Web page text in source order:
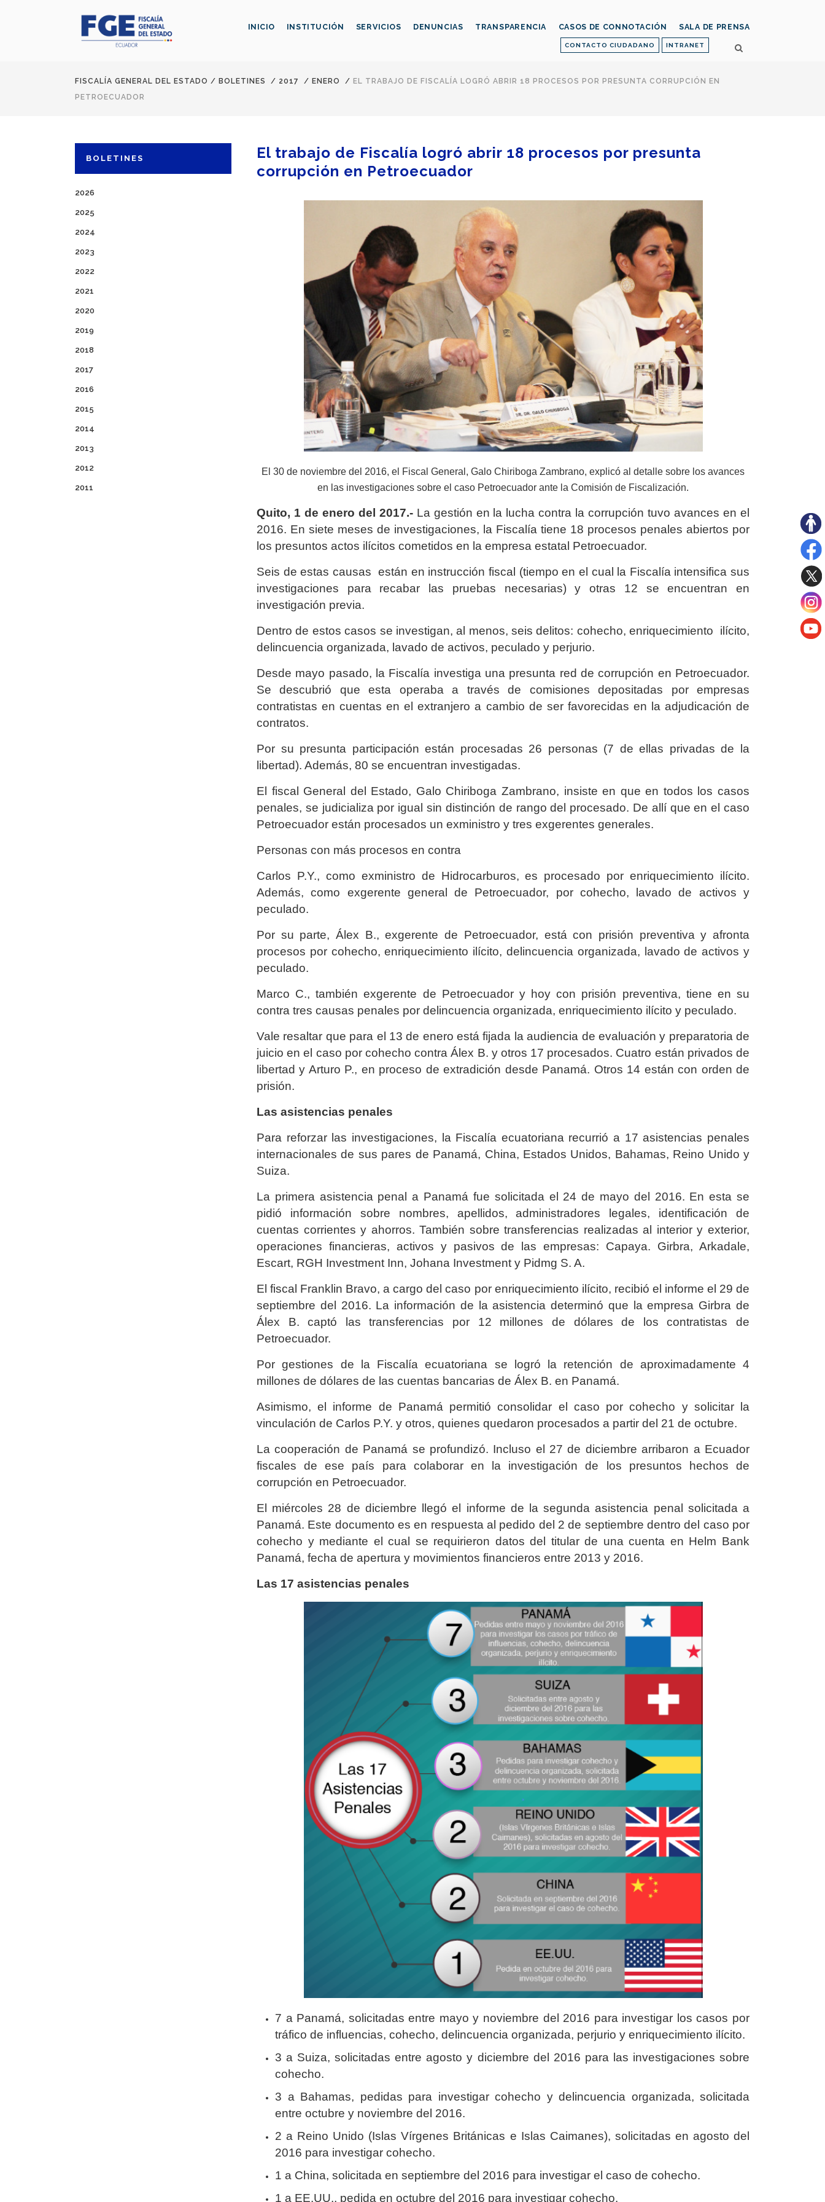
CONTACTO CIUDADANO INTRANET
INICIO INSTITUCIÓN SERVICIOS DENUNCIAS TRANSPARENCIA CASOS DE CONNOTACIÓN SALA DE PRENSA
FISCALÍA GENERAL DEL ESTADO / BOLETINES / 2017 / ENERO / EL TRABAJO DE FISCALÍA LOGRÓ ABRIR 18 PROCESOS POR PRESUNTA CORRUPCIÓN EN
PETROECUADOR
BOLETINES
2026
2025
2024
2023
2022
2021
2020
2019
2018
2017
2016
2015
2014
2013
2012
2011
El trabajo de Fiscalía logró abrir 18 procesos por presunta
corrupción en Petroecuador
El 30 de noviembre del 2016, el Fiscal General, Galo Chiriboga Zambrano, explicó al detalle sobre los avances
en las investigaciones sobre el caso Petroecuador ante la Comisión de Fiscalización.
Quito, 1 de enero del 2017.- La gestión en la lucha contra la corrupción tuvo avances en el
2016. En siete meses de investigaciones, la Fiscalía tiene 18 procesos penales abiertos por
los presuntos actos ilícitos cometidos en la empresa estatal Petroecuador.
Seis de estas causas están en instrucción fiscal (tiempo en el cual la Fiscalía intensifica sus
investigaciones para recabar las pruebas necesarias) y otras 12 se encuentran en
investigación previa.
Dentro de estos casos se investigan, al menos, seis delitos: cohecho, enriquecimiento ilícito,
delincuencia organizada, lavado de activos, peculado y perjurio.
Desde mayo pasado, la Fiscalía investiga una presunta red de corrupción en Petroecuador.
Se descubrió que esta operaba a través de comisiones depositadas por empresas
contratistas en cuentas en el extranjero a cambio de ser favorecidas en la adjudicación de
contratos.
Por su presunta participación están procesadas 26 personas (7 de ellas privadas de la
libertad). Además, 80 se encuentran investigadas.
El fiscal General del Estado, Galo Chiriboga Zambrano, insiste en que en todos los casos
penales, se judicializa por igual sin distinción de rango del procesado. De allí que en el caso
Petroecuador están procesados un exministro y tres exgerentes generales.
Personas con más procesos en contra
Carlos P.Y., como exministro de Hidrocarburos, es procesado por enriquecimiento ilícito.
Además, como exgerente general de Petroecuador, por cohecho, lavado de activos y
peculado.
Por su parte, Álex B., exgerente de Petroecuador, está con prisión preventiva y afronta
procesos por cohecho, enriquecimiento ilícito, delincuencia organizada, lavado de activos y
peculado.
Marco C., también exgerente de Petroecuador y hoy con prisión preventiva, tiene en su
contra tres causas penales por delincuencia organizada, enriquecimiento ilícito y peculado.
Vale resaltar que para el 13 de enero está fijada la audiencia de evaluación y preparatoria de
juicio en el caso por cohecho contra Álex B. y otros 17 procesados. Cuatro están privados de
libertad y Arturo P., en proceso de extradición desde Panamá. Otros 14 están con orden de
prisión.
Las asistencias penales
Para reforzar las investigaciones, la Fiscalía ecuatoriana recurrió a 17 asistencias penales
internacionales de sus pares de Panamá, China, Estados Unidos, Bahamas, Reino Unido y
Suiza.
La primera asistencia penal a Panamá fue solicitada el 24 de mayo del 2016. En esta se
pidió información sobre nombres, apellidos, administradores legales, identificación de
cuentas corrientes y ahorros. También sobre transferencias realizadas al interior y exterior,
operaciones financieras, activos y pasivos de las empresas: Capaya. Girbra, Arkadale,
Escart, RGH Investment Inn, Johana Investment y Pidmg S. A.
El fiscal Franklin Bravo, a cargo del caso por enriquecimiento ilícito, recibió el informe el 29 de
septiembre del 2016. La información de la asistencia determinó que la empresa Girbra de
Álex B. captó las transferencias por 12 millones de dólares de los contratistas de
Petroecuador.
Por gestiones de la Fiscalía ecuatoriana se logró la retención de aproximadamente 4
millones de dólares de las cuentas bancarias de Álex B. en Panamá.
Asimismo, el informe de Panamá permitió consolidar el caso por cohecho y solicitar la
vinculación de Carlos P.Y. y otros, quienes quedaron procesados a partir del 21 de octubre.
La cooperación de Panamá se profundizó. Incluso el 27 de diciembre arribaron a Ecuador
fiscales de ese país para colaborar en la investigación de los presuntos hechos de
corrupción en Petroecuador.
El miércoles 28 de diciembre llegó el informe de la segunda asistencia penal solicitada a
Panamá. Este documento es en respuesta al pedido del 2 de septiembre dentro del caso por
cohecho y mediante el cual se requirieron datos del titular de una cuenta en Helm Bank
Panamá, fecha de apertura y movimientos financieros entre 2013 y 2016.
Las 17 asistencias penales
7 a Panamá, solicitadas entre mayo y noviembre del 2016 para investigar los casos por
tráfico de influencias, cohecho, delincuencia organizada, perjurio y enriquecimiento ilícito.
3 a Suiza, solicitadas entre agosto y diciembre del 2016 para las investigaciones sobre
cohecho.
3 a Bahamas, pedidas para investigar cohecho y delincuencia organizada, solicitada
entre octubre y noviembre del 2016.
2 a Reino Unido (Islas Vírgenes Británicas e Islas Caimanes), solicitadas en agosto del
2016 para investigar cohecho.
1 a China, solicitada en septiembre del 2016 para investigar el caso de cohecho.
1 a EE.UU., pedida en octubre del 2016 para investigar cohecho.